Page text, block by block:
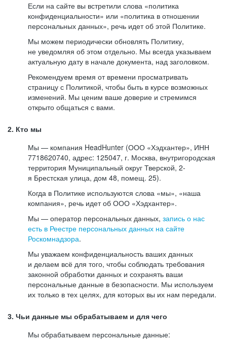
Если на сайте вы встретили слова «политика
конфиденциальности» или «политика в отношении
персональных данных», речь идет об этой Политике.
Мы можем периодически обновлять Политику,
не уведомляя об этом отдельно. Мы всегда указываем
актуальную дату в начале документа, над заголовком.
Рекомендуем время от времени просматривать
страницу с Политикой, чтобы быть в курсе возможных
изменений. Мы ценим ваше доверие и стремимся
открыто общаться с вами.
2. Кто мы
Мы — компания HeadHunter (ООО «Хэдхантер», ИНН
7718620740, адрес: 125047, г. Москва, внутригородская
территория Муниципальный округ Тверской, 2-
я Брестская улица, дом 48, помещ. 25).
Когда в Политике используются слова «мы», «наша
компания», речь идет об ООО «Хэдхантер».
Мы — оператор персональных данных, запись о нас
есть в Реестре персональных данных на сайте
Роскомнадзора.
Мы уважаем конфиденциальность ваших данных
и делаем всё для того, чтобы соблюдать требования
законной обработки данных и сохранять ваши
персональные данные в безопасности. Мы используем
их только в тех целях, для которых вы их нам передали.
3. Чьи данные мы обрабатываем и для чего
Мы обрабатываем персональные данные: